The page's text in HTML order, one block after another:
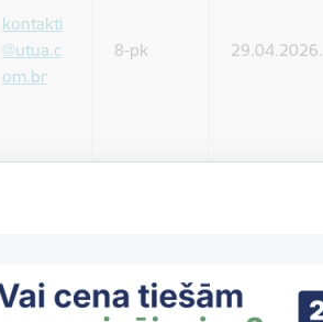
kontakti
@utua.c
om.br
8-pk 29.04.2026.
info@or
mbebele
10-pk 30.12.2025.